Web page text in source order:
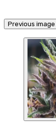
Previous image